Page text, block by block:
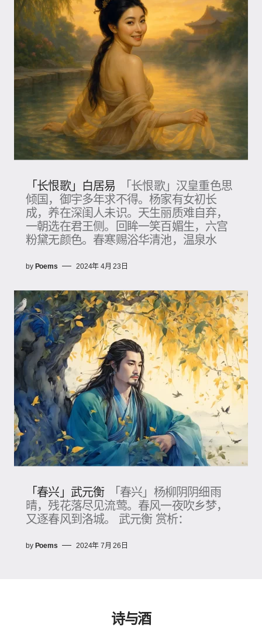
「长恨歌」白居易
「长恨歌」汉皇重色思
倾国，御宇多年求不得。杨家有女初长
成，养在深闺人未识。天生丽质难自弃，
一朝选在君王侧。回眸一笑百媚生，六宫
粉黛无颜色。春寒赐浴华清池，温泉水
by Poems 2024年 4月 23日
「春兴」武元衡
「春兴」杨柳阴阴细雨
晴，残花落尽见流莺。春风一夜吹乡梦，
又逐春风到洛城。 武元衡 赏析：
by Poems 2024年 7月 26日
诗与酒